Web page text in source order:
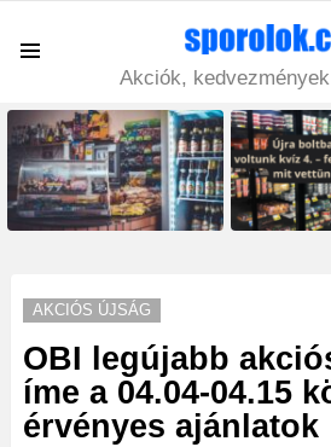
Akciók,
LATEST
STORIES
AKCIÓS ÚJSÁG
OBI legújabb
íme a 04.04-04.15
érvényes ajánlatok